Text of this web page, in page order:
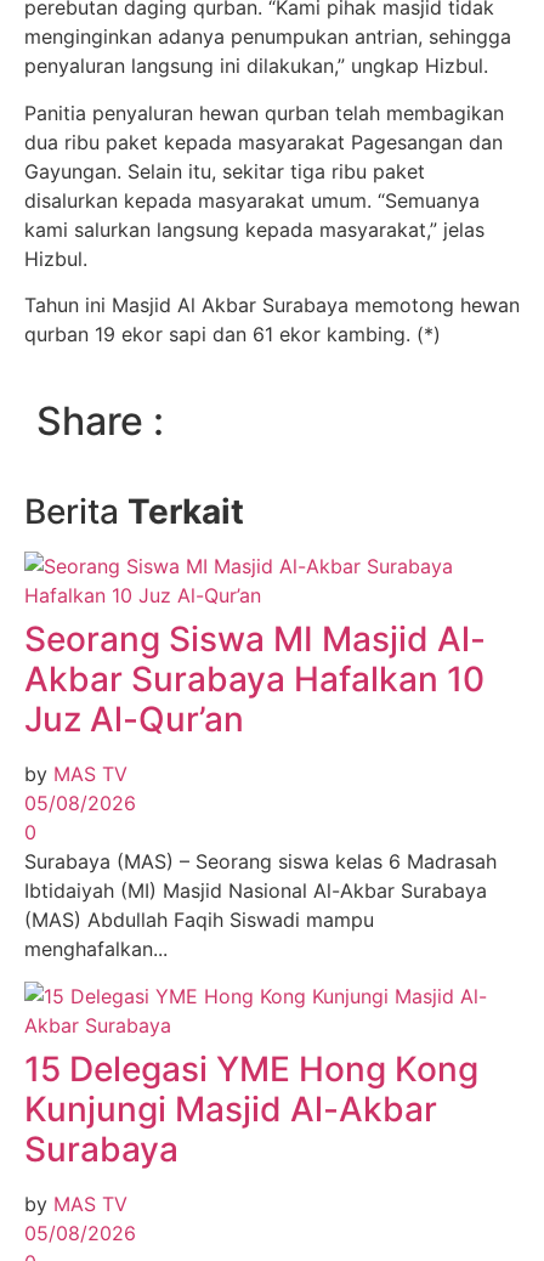
perebutan daging qurban. “Kami pihak masjid tidak
menginginkan adanya penumpukan antrian, sehingga
penyaluran langsung ini dilakukan,” ungkap Hizbul.
Panitia penyaluran hewan qurban telah membagikan
dua ribu paket kepada masyarakat Pagesangan dan
Gayungan. Selain itu, sekitar tiga ribu paket
disalurkan kepada masyarakat umum. “Semuanya
kami salurkan langsung kepada masyarakat,” jelas
Hizbul.
Tahun ini Masjid Al Akbar Surabaya memotong hewan
qurban 19 ekor sapi dan 61 ekor kambing. (*)
Share :
Berita Terkait
Seorang Siswa MI Masjid Al-
Akbar Surabaya Hafalkan 10
Juz Al-Qur’an
by MAS TV
05/08/2026
0
Surabaya (MAS) – Seorang siswa kelas 6 Madrasah
Ibtidaiyah (MI) Masjid Nasional Al-Akbar Surabaya
(MAS) Abdullah Faqih Siswadi mampu
menghafalkan...
15 Delegasi YME Hong Kong
Kunjungi Masjid Al-Akbar
Surabaya
by MAS TV
05/08/2026